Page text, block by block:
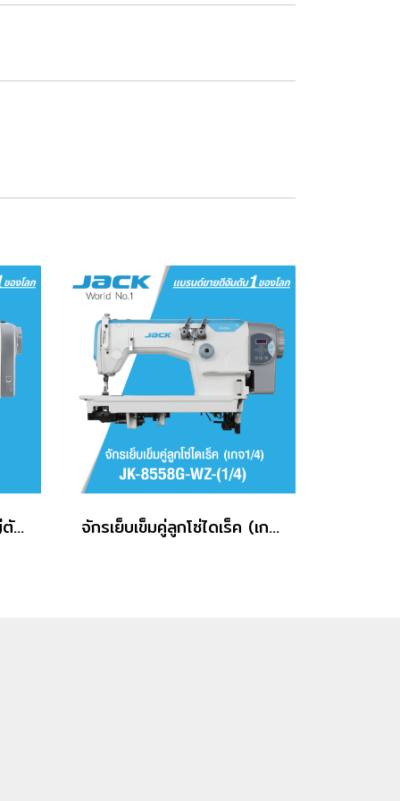
จักรเย็บเข็มคู่กระโหลกใหญ่ตัดด้ายคอม ยกเข็ม (ผ้าหนา) JACK รุ่น JK-58750J-A-105 จักรเย็บเข็มคู่ลูกโซ่ไดเร็ค (เกจ 1/4) JACK รุ่น JK-8558G-WZ-(1/4)